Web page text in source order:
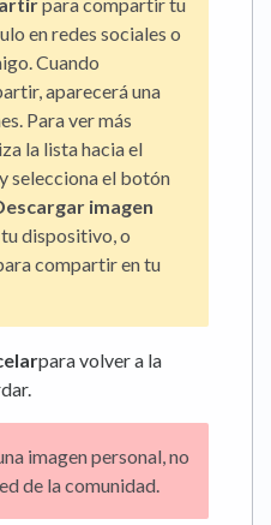
en redes sociales o
Cuando
aparecerá una
Para ver más
la lista hacia el
selecciona el botón
imagen
dispositivo, o
compartir en tu
para volver a la
imagen personal, no
de la comunidad.